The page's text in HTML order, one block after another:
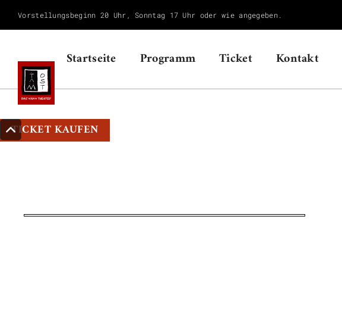
Vorstellungsbeginn 20 Uhr, Sonntag 17 Uhr oder wie angegeben.
Startseite Programm Ticket Kontakt
TICKET KAUFEN